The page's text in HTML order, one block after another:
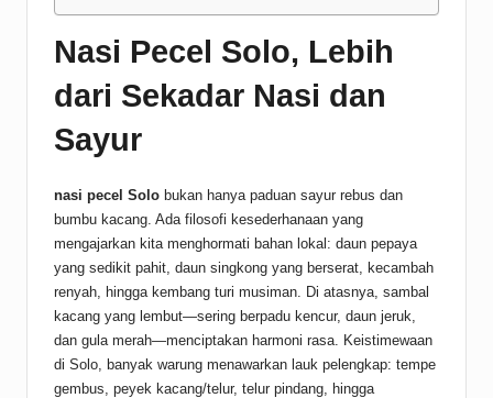
Nasi Pecel Solo, Lebih
dari Sekadar Nasi dan
Sayur
nasi pecel Solo bukan hanya paduan sayur rebus dan
bumbu kacang. Ada filosofi kesederhanaan yang
mengajarkan kita menghormati bahan lokal: daun pepaya
yang sedikit pahit, daun singkong yang berserat, kecambah
renyah, hingga kembang turi musiman. Di atasnya, sambal
kacang yang lembut—sering berpadu kencur, daun jeruk,
dan gula merah—menciptakan harmoni rasa. Keistimewaan
di Solo, banyak warung menawarkan lauk pelengkap: tempe
gembus, peyek kacang/telur, telur pindang, hingga